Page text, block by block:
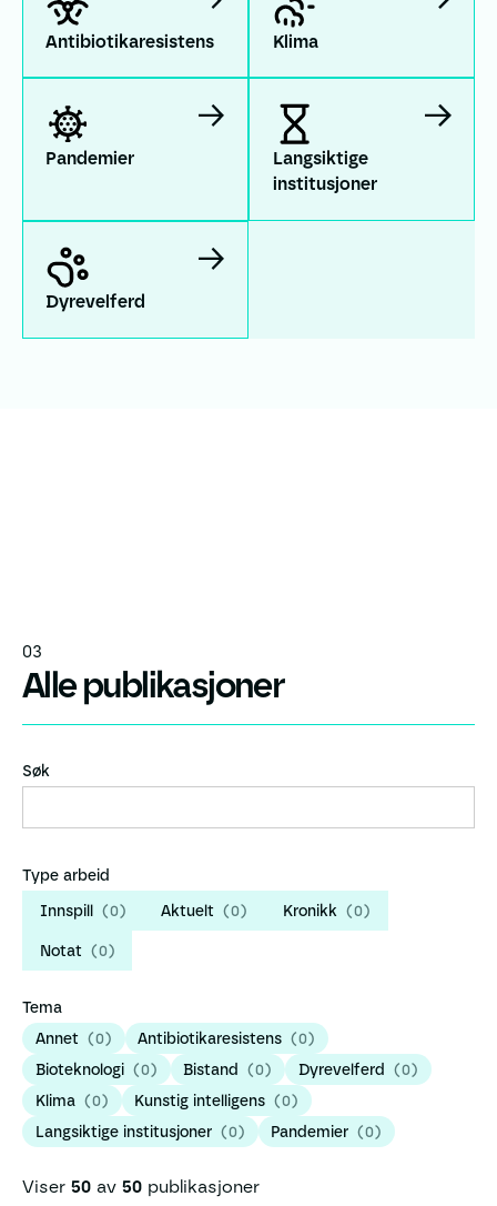
Antibiotikaresistens Klima
Pandemier
Pandemier
Langsiktige
institusjoner
Langsiktige institusjoner
Dyrevelferd
Dyrevelferd
03
Alle publikasjoner
Søk
Type arbeid
Innspill (0) Aktuelt (0) Kronikk (0)
Notat (0)
Tema
Annet (0) Antibiotikaresistens (0)
Bioteknologi (0) Bistand (0) Dyrevelferd (0)
Klima (0) Kunstig intelligens (0)
Langsiktige institusjoner (0) Pandemier (0)
Viser 50av 50publikasjoner